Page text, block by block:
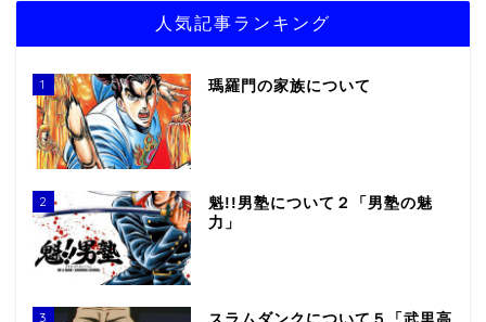
人気記事ランキング
1 瑪羅門の家族について
2
魁!!男塾について２「男塾の魅
力」
3